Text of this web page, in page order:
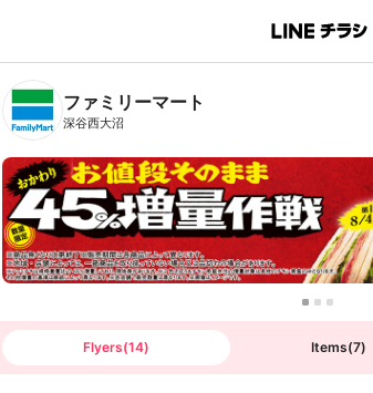
B
n
T
ファミリーマート
深谷西大沼
Flyers(14) Items(7)